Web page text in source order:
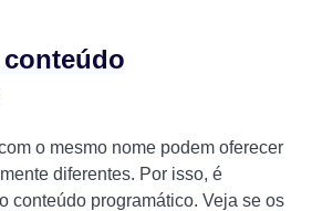
o mesmo nome podem oferecer
diferentes. Por isso, é
conteúdo programático. Veja se os